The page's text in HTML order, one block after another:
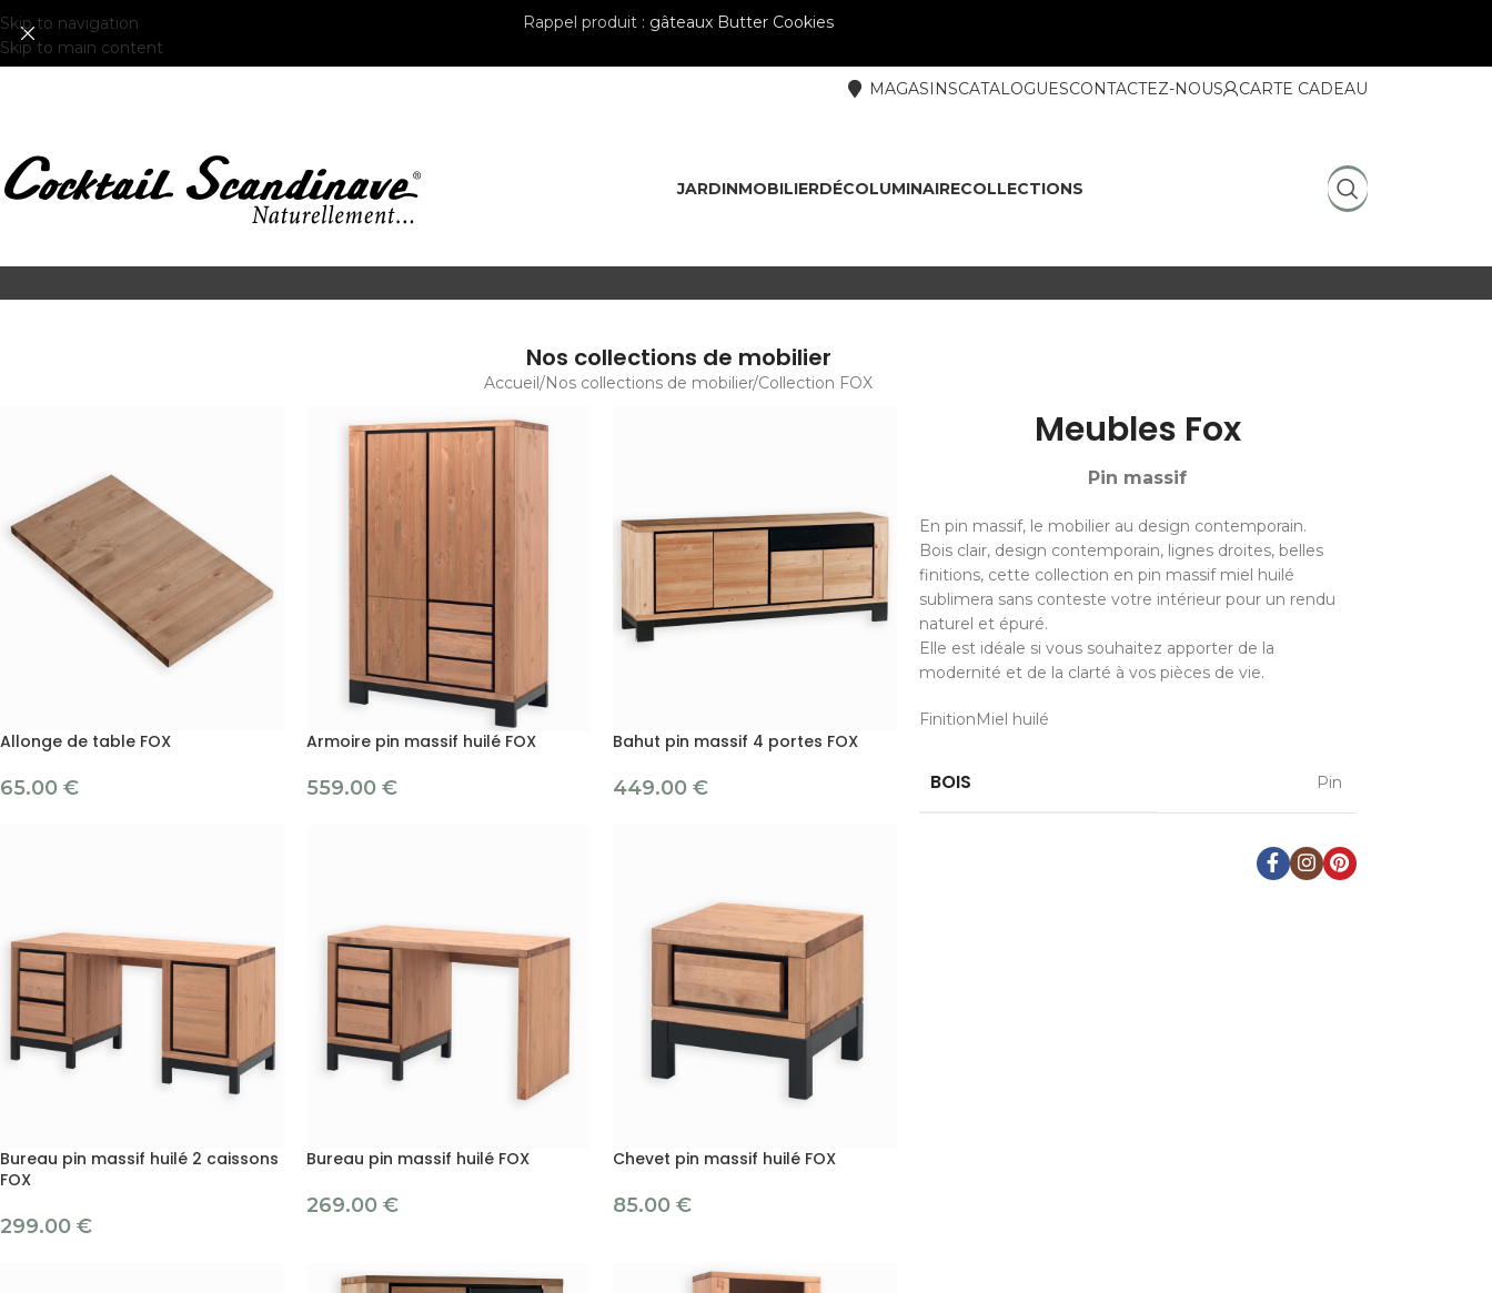
Skip to navigation
Skip to main content
Rappel produit : gâteaux Butter Cookies
MAGASINSCATALOGUESCONTACTEZ-NOUS CARTE CADEAU
JARDINMOBILIERDÉCOLUMINAIRECOLLECTIONS
Nos collections de mobilier
Accueil Nos collections de mobilier Collection FOX
Allonge de table FOX
65.00 €
Armoire pin massif huilé FOX
559.00 €
Bahut pin massif 4 portes FOX
449.00 €
Bureau pin massif huilé 2 caissons
FOX
299.00 €
Bureau pin massif huilé FOX
269.00 €
Chevet pin massif huilé FOX
85.00 €
Meubles Fox
Pin massif
En pin massif, le mobilier au design contemporain.
Bois clair, design contemporain, lignes droites, belles
finitions, cette collection en pin massif miel huilé
sublimera sans conteste votre intérieur pour un rendu
naturel et épuré.
Elle est idéale si vous souhaitez apporter de la
modernité et de la clarté à vos pièces de vie.
FinitionMiel huilé
BOIS Pin